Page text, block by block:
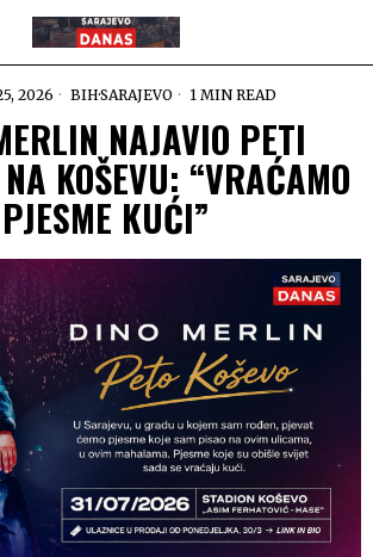
2026 BIH·SARAJEVO 1 MIN READ
NAJAVIO PETI
KOŠEVU: “VRAĆAMO
PJESME KUĆI”